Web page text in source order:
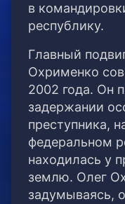
в
республику.
Главный
Охрименко
2002 года. Он
задержании
преступника,
федеральном
находилась у
землю. Олег
задумываясь,